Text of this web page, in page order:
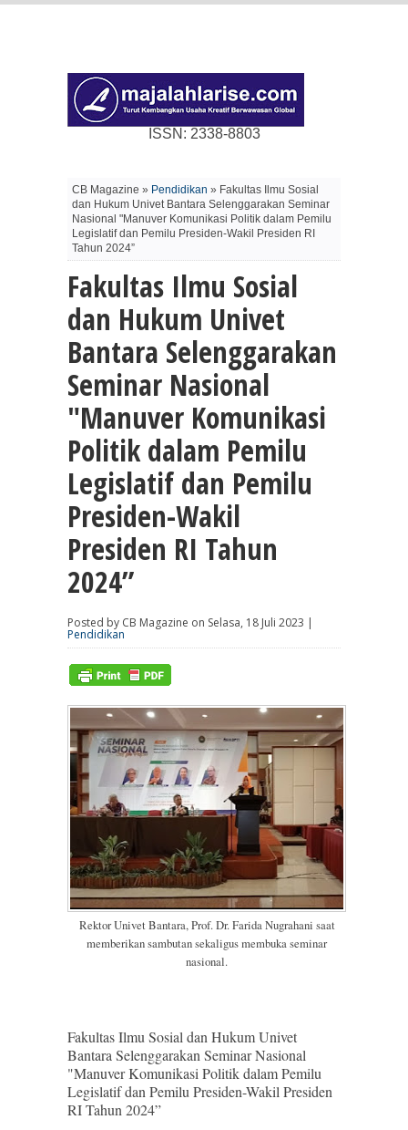
ISSN: 2338-8803
CB Magazine » Pendidikan » Fakultas Ilmu Sosial
dan Hukum Univet Bantara Selenggarakan Seminar
Nasional "Manuver Komunikasi Politik dalam Pemilu
Legislatif dan Pemilu Presiden-Wakil Presiden RI
Tahun 2024”
Fakultas Ilmu Sosial
dan Hukum Univet
Bantara Selenggarakan
Seminar Nasional
"Manuver Komunikasi
Politik dalam Pemilu
Legislatif dan Pemilu
Presiden-Wakil
Presiden RI Tahun
2024”
Posted by CB Magazine on Selasa, 18 Juli 2023 |
Pendidikan
Rektor Univet Bantara, Prof. Dr. Farida Nugrahani saat
memberikan sambutan sekaligus membuka seminar
nasional.
Fakultas Ilmu Sosial dan Hukum Univet
Bantara Selenggarakan Seminar Nasional
"Manuver Komunikasi Politik dalam Pemilu
Legislatif dan Pemilu Presiden-Wakil Presiden
RI Tahun 2024”